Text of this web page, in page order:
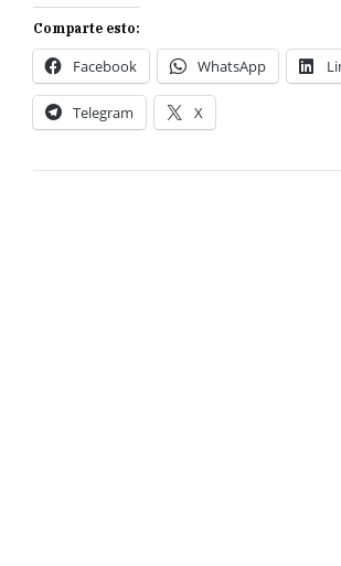
Comparte esto:
Facebook WhatsApp
Telegram X